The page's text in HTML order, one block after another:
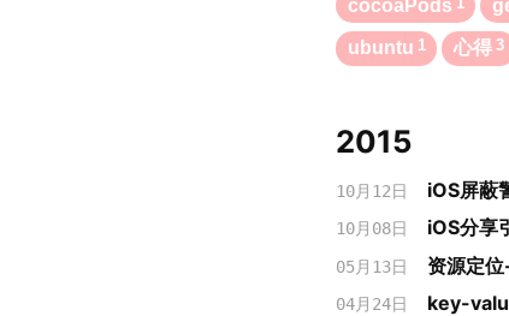
cocoaPods
ubuntu 1 心得 3
2015
10月12日 iOS屏蔽
10月08日 iOS分享
05月13日 资源定
04月24日 key-